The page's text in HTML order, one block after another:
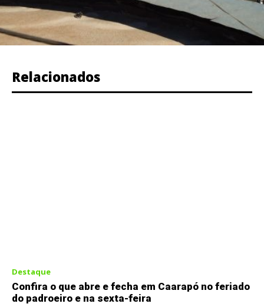
Relacionados
Destaque
Confira o que abre e fecha em Caarapó no feriado
do padroeiro e na sexta-feira